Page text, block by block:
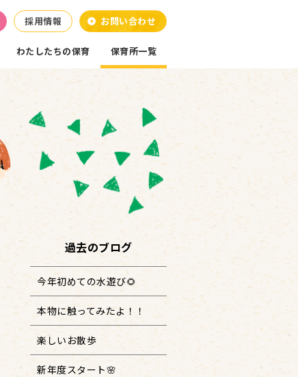
採用情報 お問い合わせ
わたしたちの保育 保育所一覧
過去のブログ
今年初めての水遊び🌻
本物に触ってみたよ！！
楽しいお散歩
新年度スタート🌸